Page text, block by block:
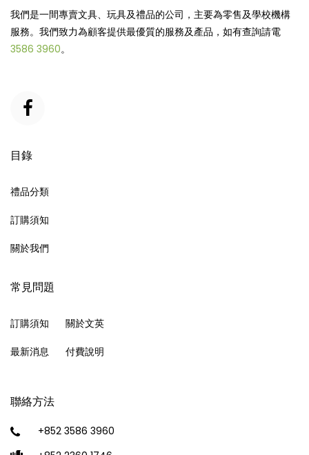
我們是一間專賣文具、玩具及禮品的公司，主要為零售及學校機構
服務。我們致力為顧客提供最優質的服務及產品，如有查詢請電
3586 3960。
目錄
禮品分類
訂購須知
關於我們
常見問題
訂購須知
最新消息
關於文英
付費說明
聯絡方法
+852 3586 3960